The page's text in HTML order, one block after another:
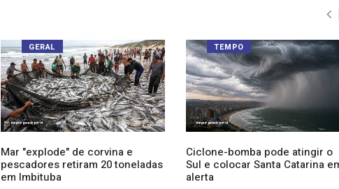
GERAL
Mar "explode" de corvina e
pescadores retiram 20 toneladas
em Imbituba
TEMPO
Ciclone-bomba pode atingir o
Sul e colocar Santa Catarina
alerta